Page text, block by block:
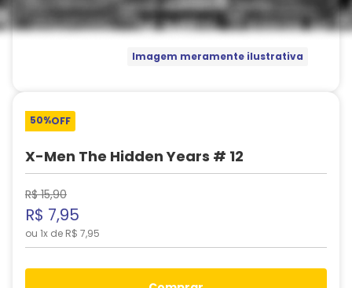
Imagem meramente ilustrativa
50%OFF
X-Men The Hidden Years # 12
R$ 15,90
R$ 7,95
ou 1x de R$ 7,95